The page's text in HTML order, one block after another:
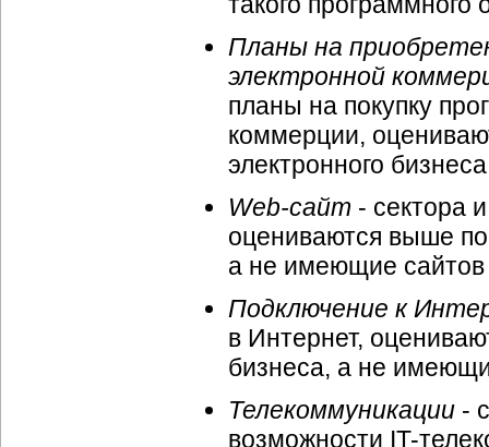
Планы на
электронной
планы на покупку
коммерции,
электронного
Web-сайт - сектора
оцениваются выше по
а не имеющие
Подключение к
в Интернет,
бизнеса, а не
Телекоммуникации -
возможности IT-